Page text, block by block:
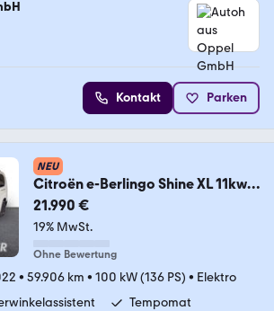
Kontakt Parken
NEU
Citroën e-Berlingo Shine XL 11kw
Shz Kamera PDC v+h
21.990 €
19% MwSt.
Ohne Bewertung
• 59.906 km • 100 kW (136 PS) • Elektro
Tempomat